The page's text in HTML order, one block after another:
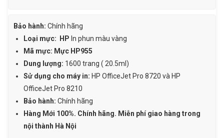
Màu
xanh
Dùng
cho
HP
OfficeJet
Bảo hành: Chính hãng
Loại mực:
HP In phun màu vàng
Mã mực: Mực HP955
Dung lượng: 1600 trang ( 20.5ml)
Sử dụng cho máy in: HP OfficeJet Pro 8720 và HP
OfficeJet Pro 8210
Bảo hành: Chính hãng
Hàng Mới 100%. Chính hãng. Miễn phí giao hàng trong
nội thành Hà Nội